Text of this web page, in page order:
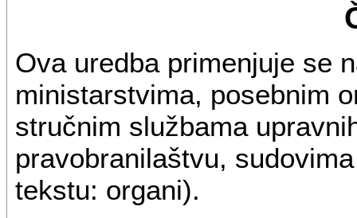
Ova uredba primenjuje se
ministarstvima, posebnim
stručnim službama
pravobranilaštvu,
tekstu: organi).